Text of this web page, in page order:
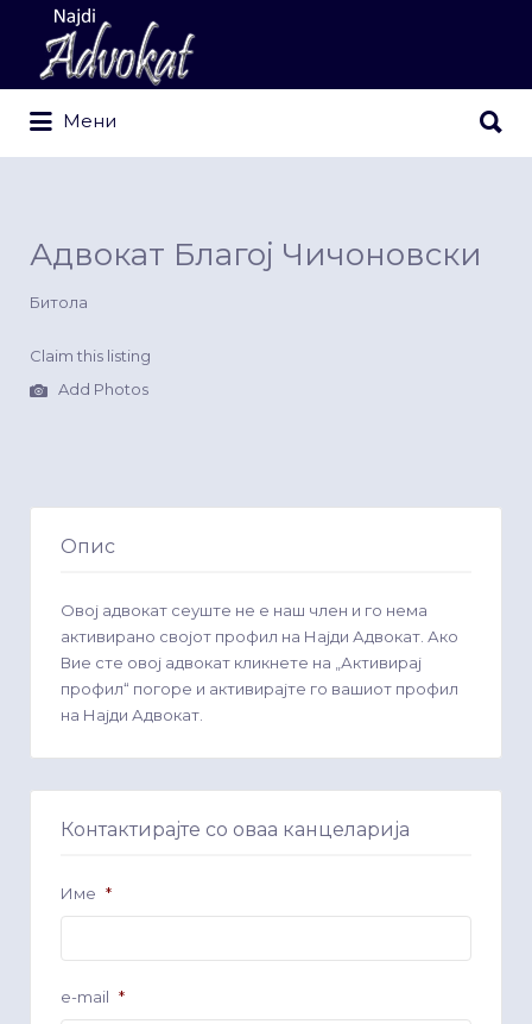
Search
for:
Мени
for:
Адвокат Благој Чичоновски
Битола
Claim this listing
Add Photos
Опис
Овој адвокат сеуште не е наш член и го нема
активирано својот профил на Најди Адвокат. Ако
Вие сте овој адвокат кликнете на „Активирај
профил“ погоре и активирајте го вашиот профил
на Најди Адвокат.
Контактирајте со оваа канцеларија
Име *
e-mail *